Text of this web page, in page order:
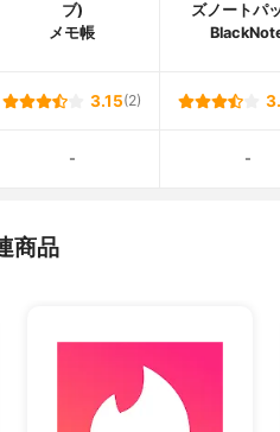
ブ)
メモ帳
ズノートパ
3.15(2)
- -
商品